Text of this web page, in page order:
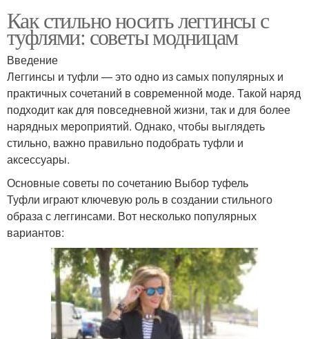
Как стильно носить леггинсы с
туфлями: советы модницам
Введение
Леггинсы и туфли — это одно из самых популярных и
практичных сочетаний в современной моде. Такой наряд
подходит как для повседневной жизни, так и для более
нарядных мероприятий. Однако, чтобы выглядеть
стильно, важно правильно подобрать туфли и
аксессуары.
Основные советы по сочетанию Выбор туфель
Туфли играют ключевую роль в создании стильного
образа с леггинсами. Вот несколько популярных
вариантов: